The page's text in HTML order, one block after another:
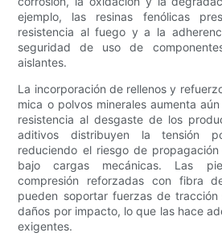
ejemplo, las resinas fenólicas
resistencia al fuego y a la
seguridad de uso de
aislantes.
La incorporación de rellenos y
mica o polvos minerales aumenta
resistencia al desgaste de los
aditivos distribuyen la tensión
reduciendo el riesgo de
bajo cargas mecánicas. Las
compresión reforzadas con fibra
pueden soportar fuerzas de
daños por impacto, lo que las hace
exigentes.